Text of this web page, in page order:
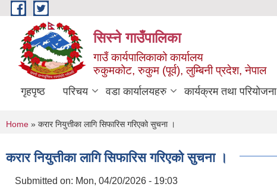
Skip to main content
सिस्ने गाउँपालिका
गाउँ कार्यपालिकाको कार्यालय
रुकुमकोट, रुकुम (पूर्व), लुम्बिनी प्रदेश, नेपाल
गृहपृष्ठ परिचय वडा कार्यालयहरु कार्यक्रम तथा परियोजना
You are here
Home » करार नियुत्तीका लागि सिफारिस गरिएको सुचना ।
करार नियुत्तीका लागि सिफारिस गरिएको सुचना ।
Submitted on: Mon, 04/20/2026 - 19:03